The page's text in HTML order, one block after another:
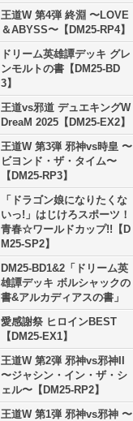
王道W 第4弾 終淵 〜LOVE
＆ABYSS〜【DM25-RP4】
ドリーム英雄譚デッキ グレ
ンモルトの書【DM25-BD
3】
王道vs邪道 デュエキングW
DreaM 2025【DM25-EX2】
王道W 第3弾 邪神vs時皇 〜
ビヨンド・ザ・タイム〜
【DM25-RP3】
「ドラゴン娘になりたくな
いっ!」はじけろスポーツ！
青春☆ワールドカップ!!【D
M25-SP2】
DM25-BD1&2「ドリーム英
雄譚デッキ ボルシャックの
書&アルカディアスの書」
愛感謝祭 ヒロインBEST
【DM25-EX1】
王道W 第2弾 邪神vs邪神II
〜ジャシン・イン・ザ・シ
ェル〜【DM25-RP2】
王道W 第1弾 邪神vs邪神 〜